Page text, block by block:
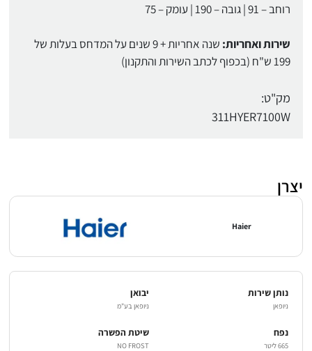
רוחב – 91 | גובה – 190 | עומק – 75
שירות ואחריות:
שנה אחריות + 9 שנים על המדחס בעלות של
199 ש"ח (בכפוף לכתב השירות והתקנון)
מק"ט:
311HYER7100W
יצרן
Haier
נותן שירות
ניופאן
יבואן
ניופאן בע"מ
נפח
665 ליטר
שיטת הפשרה
NO FROST